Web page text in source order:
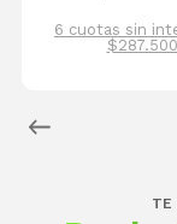
6 cuotas sin
$287.500
TE